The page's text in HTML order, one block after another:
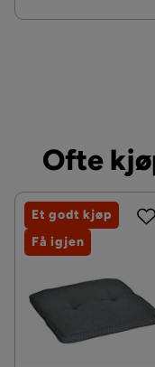
Ofte
Et godt kjøp
Få igjen